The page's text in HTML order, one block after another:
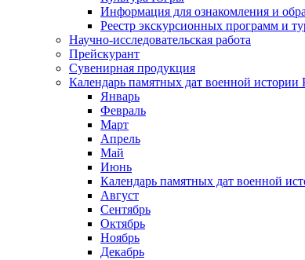
Информация для ознакомления и
Реестр экскурсионных программ и
Научно-исследовательская работа
Прейскурант
Сувенирная продукция
Календарь памятных дат военной истории
Январь
Февраль
Март
Апрель
Май
Июнь
Календарь памятных дат военной
Август
Сентябрь
Октябрь
Ноябрь
Декабрь